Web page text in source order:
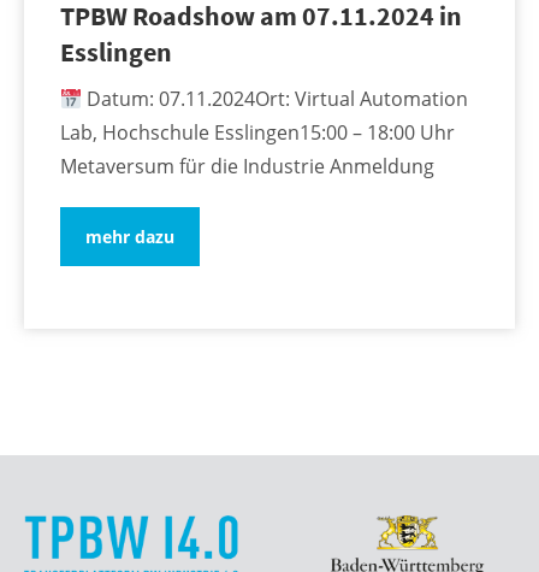
TPBW Roadshow am 07.11.2024 in
Esslingen
Datum: 07.11.2024Ort: Virtual Automation
Lab, Hochschule Esslingen15:00 – 18:00 Uhr
Metaversum für die Industrie Anmeldung
mehr dazu